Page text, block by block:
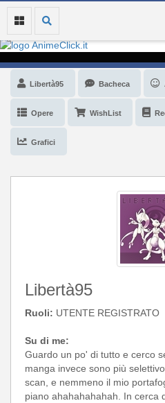
Libertà95 Bacheca
Opere WishList
Grafici
Libertà95
Ruoli: UTENTE REGISTRATO
Su di me:
Guardo un po' di tutto e cerco
manga invece sono più
scan, e nemmeno il mio
piano ahahahahahah. In cerca